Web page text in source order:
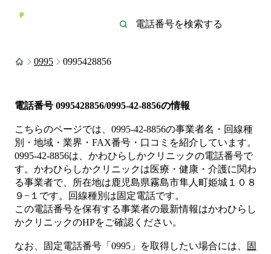
0995 0995428856
電話番号 0995428856/0995-42-8856の情報
こちらのページでは、 0995-42-8856の事業者名・回線種
別・地域・業界・FAX番号・口コミを紹介しています。
0995-42-8856は、 かわひらしかクリニックの電話番号で
す。 かわひらしかクリニックは医療・健康・介護に関わ
る事業者で、所在地は鹿児島県霧島市隼人町姫城１０８
９−１ です。 回線種別は固定電話です。
この電話番号を保有する事業者の最新情報はかわひらし
かクリニックのHPをご確認ください。
なお、固定電話番号「 0995 」を取得したい場合には、
固